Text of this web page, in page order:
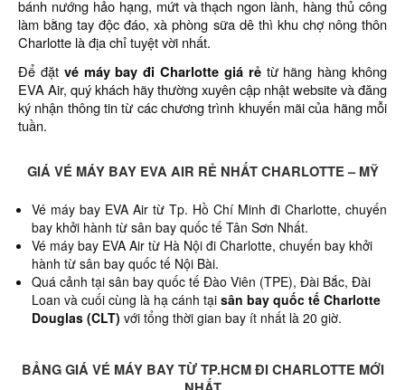
bánh nướng hảo hạng, mứt và thạch ngon lành, hàng thủ công
làm bằng tay độc đáo, xà phòng sữa dê thì khu chợ nông thôn
Charlotte là địa chỉ tuyệt vời nhất.
Để đặt vé máy bay đi Charlotte giá rẻtừ hãng hàng không
EVA Air, quý khách hãy thường xuyên cập nhật website và đăng
ký nhận thông tin từ các chương trình khuyến mãi của hãng mỗi
tuần.
GIÁ VÉ MÁY BAY EVA AIR RẺ NHẤT CHARLOTTE – MỸ
Vé máy bay EVA Air từ Tp. Hồ Chí Minh đi Charlotte, chuyến
bay khởi hành từ sân bay quốc tế Tân Sơn Nhất.
Vé máy bay EVA Air từ Hà Nội đi Charlotte, chuyến bay khởi
hành từ sân bay quốc tế Nội Bài.
Quá cảnh tại sân bay quốc tế Đào Viên (TPE), Đài Bắc, Đài
Loan và cuối cùng là hạ cánh tại sân bay quốc tế Charlotte
Douglas (CLT) với tổng thời gian bay ít nhất là 20 giờ.
BẢNG GIÁ VÉ MÁY BAY TỪ TP.HCM ĐI CHARLOTTE MỚI